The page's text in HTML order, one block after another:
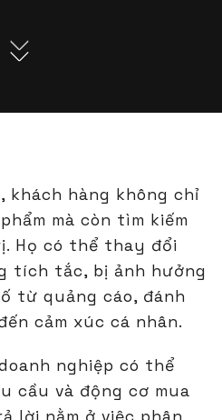
khách hàng không chỉ
mà còn tìm kiếm
Họ có thể thay đổi
tích tắc, bị ảnh hưởng
từ quảng cáo, đánh
cảm xúc cá nhân.
nghiệp có thể
cầu và động cơ mua